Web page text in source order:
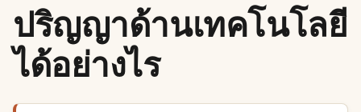
ปริญญาด้านเทคโนโลยี
ได้อย่างไร